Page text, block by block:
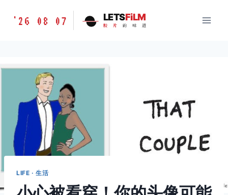
胶
道
LETSFILM
'26 08 07 LETSFiLM
胶 片 的 味 道
LIFE · 生活